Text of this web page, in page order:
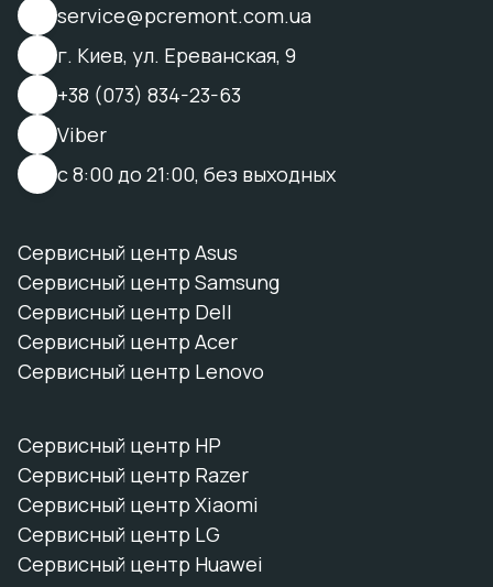
service@pcremont.com.ua
г. Киев, ул. Ереванская, 9
+38 (073) 834-23-63
Viber
с 8:00 до 21:00, без выходных
Сервисный центр Asus
Сервисный центр Samsung
Сервисный центр Dell
Сервисный центр Acer
Сервисный центр Lenovo
Сервисный центр HP
Сервисный центр Razer
Сервисный центр Xiaomi
Сервисный центр LG
Сервисный центр Huawei